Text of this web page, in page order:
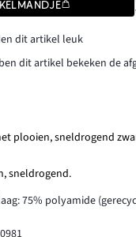
dit artikel leuk
dit artikel bekeken de
plooien, sneldrogend
sneldrogend.
75% polyamide